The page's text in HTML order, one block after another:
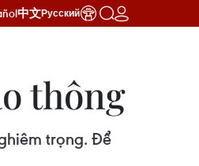
中文Русский
thông
trọng. Để